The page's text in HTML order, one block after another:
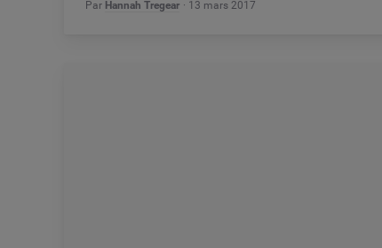
Par Hannah Tregear 13 mars 2017